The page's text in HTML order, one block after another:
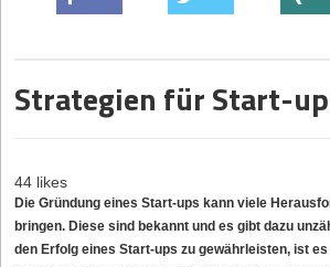
Strategien für Start-
44 likes
Die Gründung eines Start-ups kann viele
bringen. Diese sind bekannt und es gibt dazu
den Erfolg eines Start-ups zu gewährleisten, ist